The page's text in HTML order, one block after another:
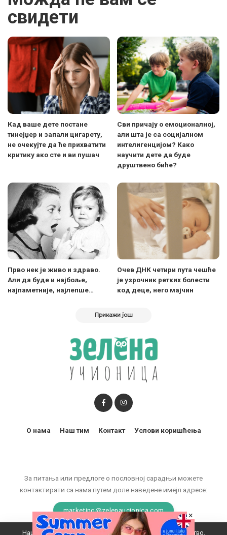
свидети
Кад ваше дете постане
тинејџер и запали цигарету,
не очекујте да ће прихватити
критику ако сте и ви пушач
Сви причају о емоционалној,
али шта је са социјалном
интелигенцијом? Како
научити дете да буде
друштвено биће?
Прво нек је живо и здраво.
Али да буде и најбоље,
најпаметније, најлепше…
Очев ДНК четири пута чешће
је узрочник ретких болести
код деце, него мајчин
Прикажи још
За питања или предлоге о пословној сарадњи можете
контактирати са нама путем доле наведене имејл адресе:
marketing@zelenaucionica.com
О нама Наш тим Контакт Услови коришћења
Наш вебсајт користи колачиће да побољша ваше искуство.
×